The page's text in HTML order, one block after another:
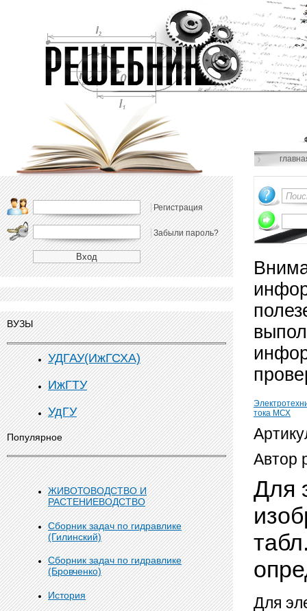
Регистрация
Забыли пароль?
ВУЗЫ
УДГАУ(ИжГСХА)
ИжГТУ
УдГУ
Популярное
ЖИВОТОВОДСТВО И
РАСТЕНИЕВОДСТВО
Сборник задач по гидравлике
(Гилинский)
Сборник задач по гидравлике
(Бровченко)
История
тока МСХ
Автор
Для
Для